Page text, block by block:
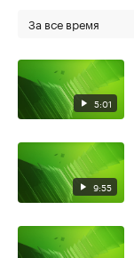
За все время
5:01
9:55